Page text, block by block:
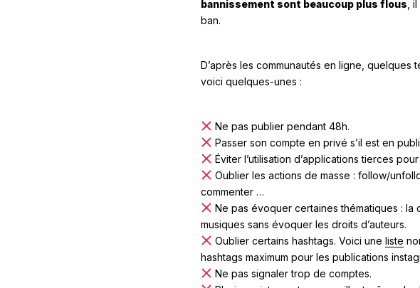
bannissement sont beaucoup plus flous ,
ban.
D’après les communautés en ligne,
voici quelques-unes :
Ne pas publier pendant 48h.
Passer son compte en privé s’il est en
Éviter l’utilisation d’applications tierces
Oublier les actions de masse : follow/
commenter …
Ne pas évoquer certaines thématiques : la
musiques sans évoquer les droits d’auteurs.
Oublier certains hashtags. Voici une liste
hashtags maximum pour les publications
Ne pas signaler trop de comptes.